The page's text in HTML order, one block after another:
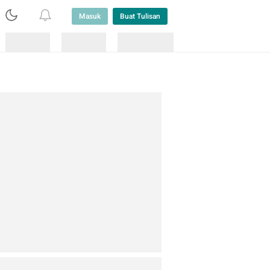
Masuk Buat Tulisan